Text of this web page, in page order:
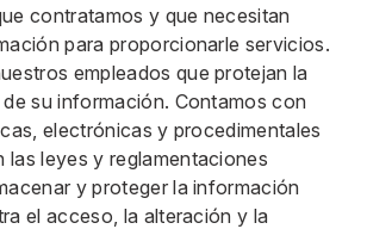
contratamos y que necesitan
para proporcionarle servicios.
empleados que protejan la
su información. Contamos con
electrónicas y procedimentales
las leyes y reglamentaciones
y proteger la información
el acceso, la alteración y la